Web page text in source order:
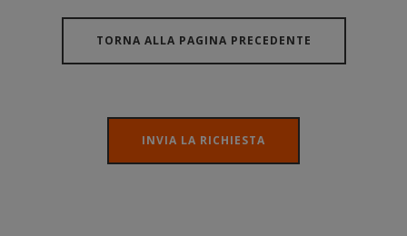
TORNA ALLA PAGINA PRECEDENTE
INVIA LA RICHIESTA